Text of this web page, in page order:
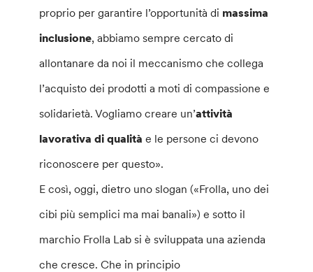
proprio per garantire l’opportunità di massima
inclusione, abbiamo sempre cercato di
allontanare da noi il meccanismo che collega
l’acquisto dei prodotti a moti di compassione e
solidarietà. Vogliamo creare un’attività
lavorativa di qualità e le persone ci devono
riconoscere per questo».
E così, oggi, dietro uno slogan («Frolla, uno dei
cibi più semplici ma mai banali») e sotto il
marchio Frolla Lab si è sviluppata una azienda
che cresce. Che in principio